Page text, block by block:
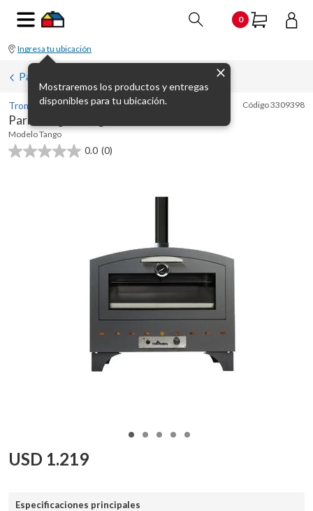
0
Ingresa tu ubicación
Mostraremos los productos y entregas
disponibles para tu ubicación.
Parrillas a gas
Tromen Código3309398
Parrilla a gas Tango con salida de humo
ModeloTango
0.0 (0)
0.0
USD 1.219
Especificaciones principales